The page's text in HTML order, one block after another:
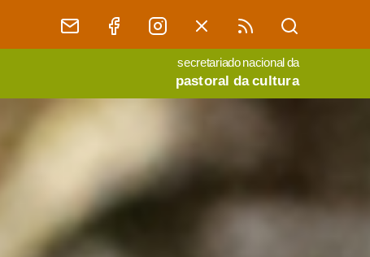
secretariado nacional da
pastoral da cultura